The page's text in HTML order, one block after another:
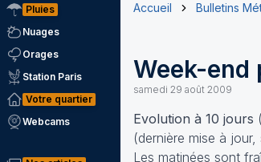
Pluies
Nuages
Orages
Station Paris
Votre quartier
Webcams
Accueil Bulletins
Week-end
samedi 29 août 2009
Evolution à 10 jours
(dernière mise à jour,
Les matinées sont